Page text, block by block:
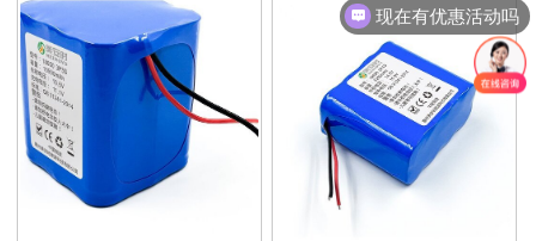
现在有优惠活动吗